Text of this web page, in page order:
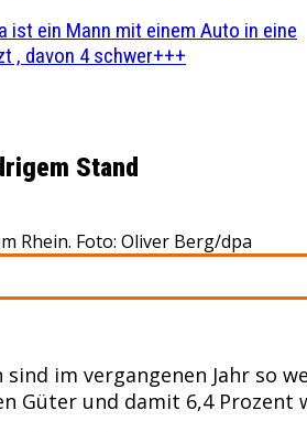
ein Mann mit einem Auto in eine
, davon 4 schwer+++
Stand
Rhein. Foto: Oliver Berg/dpa
sind im vergangenen Jahr
Güter und damit 6,4